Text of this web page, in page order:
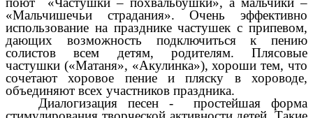
«Мальчишечьи страдания». Очень эффективно
использование на празднике частушек с припевом,
дающих возможность подключиться к пению
солистов всем детям, родителям. Плясовые
частушки («Матаня», «Акулинка»), хороши тем, что
сочетают хоровое пение и пляску в хороводе,
объединяют всех участников праздника.
Диалогизация песен - простейшая форма